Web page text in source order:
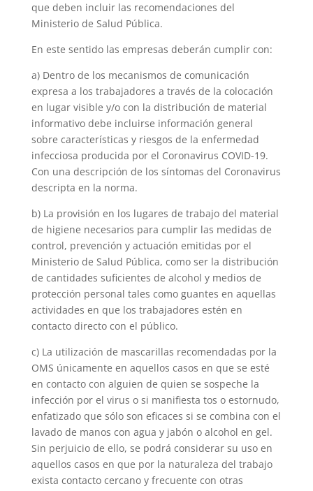
que deben incluir las recomendaciones del
Ministerio de Salud Pública.
En este sentido las empresas deberán cumplir con:
a) Dentro de los mecanismos de comunicación
expresa a los trabajadores a través de la colocación
en lugar visible y/o con la distribución de material
informativo debe incluirse información general
sobre características y riesgos de la enfermedad
infecciosa producida por el Coronavirus COVID-19.
Con una descripción de los síntomas del Coronavirus
descripta en la norma.
b) La provisión en los lugares de trabajo del material
de higiene necesarios para cumplir las medidas de
control, prevención y actuación emitidas por el
Ministerio de Salud Pública, como ser la distribución
de cantidades suficientes de alcohol y medios de
protección personal tales como guantes en aquellas
actividades en que los trabajadores estén en
contacto directo con el público.
c) La utilización de mascarillas recomendadas por la
OMS únicamente en aquellos casos en que se esté
en contacto con alguien de quien se sospeche la
infección por el virus o si manifiesta tos o estornudo,
enfatizado que sólo son eficaces si se combina con el
lavado de manos con agua y jabón o alcohol en gel.
Sin perjuicio de ello, se podrá considerar su uso en
aquellos casos en que por la naturaleza del trabajo
exista contacto cercano y frecuente con otras